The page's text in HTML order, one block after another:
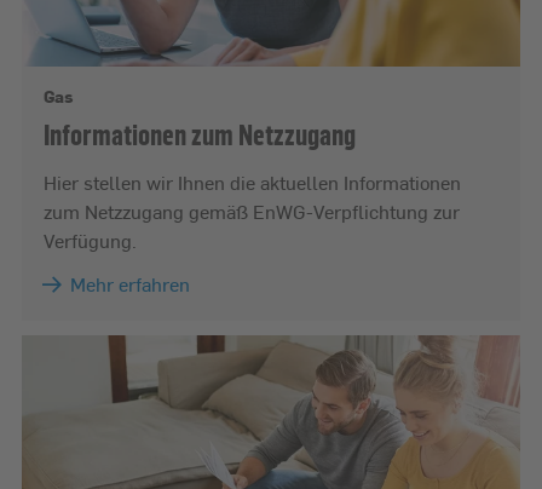
Gas
Informationen zum Netzzugang
Hier stellen wir Ihnen die aktuellen Informationen
zum Netzzugang gemäß EnWG-Verpflichtung zur
Verfügung.
Mehr erfahren